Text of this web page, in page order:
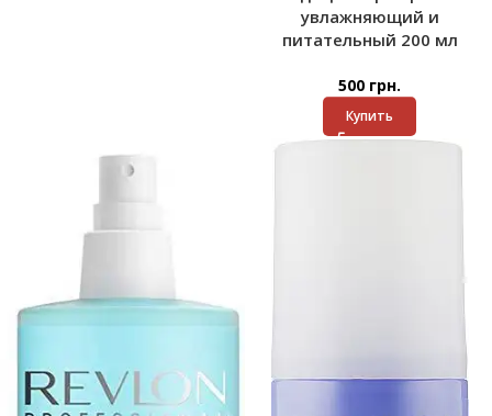
увлажняющий и
питательный 200 мл
500 грн.
Купить